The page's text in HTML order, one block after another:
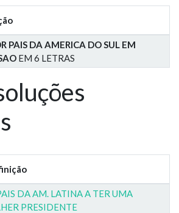
PAIS DA AMERICA DO SUL EM
EM 6 LETRAS
DA AM. LATINA A TER UMA
PRESIDENTE